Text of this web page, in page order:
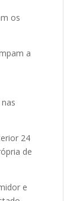
os
a
24
de
e